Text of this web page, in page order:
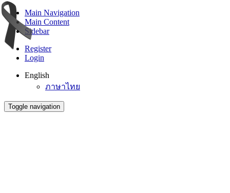
Main Navigation
Main Content
Sidebar
Register
Login
English
ภาษาไทย
Toggle navigation